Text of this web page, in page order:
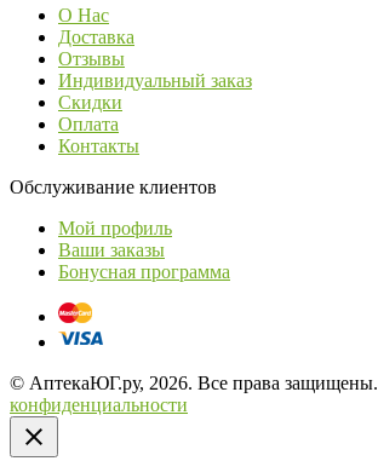
О Нас
Доставка
Отзывы
Индивидуальный заказ
Скидки
Оплата
Контакты
Обслуживание клиентов
Мой профиль
Ваши заказы
Бонусная программа
© АптекаЮГ.ру, 2026. Все права защищены.
конфиденциальности